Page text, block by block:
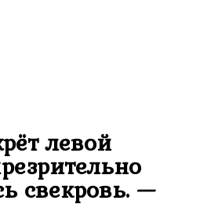
левой
свекровь. —